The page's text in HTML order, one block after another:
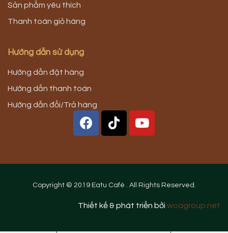
Sản phẩm yêu thích
Thanh toán giỏ hàng
Hướng dẫn sử dụng
Hướng dẫn đặt hàng
Hướng dẫn thanh toán
Hướng dẫn đổi/Trả hàng
Copyright © 2019 Eatu Café . All Rights Reserved.
Thiết kế & phát triển bởi woagroup.net